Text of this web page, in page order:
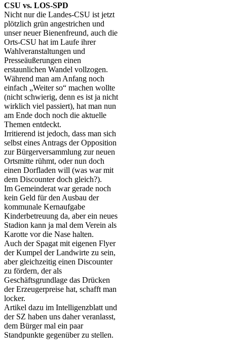
CSU vs. LOS-SPD
Nicht nur die Landes-CSU ist jetzt
plötzlich grün angestrichen und
unser neuer Bienenfreund, auch die
Orts-CSU hat im Laufe ihrer
Wahlveranstaltungen und
Presseäußerungen einen
erstaunlichen Wandel vollzogen.
Während man am Anfang noch
einfach „Weiter so“ machen wollte
(nicht schwierig, denn es ist ja nicht
wirklich viel passiert), hat man nun
am Ende doch noch die aktuelle
Themen entdeckt.
Irritierend ist jedoch, dass man sich
selbst eines Antrags der Opposition
zur Bürgerversammlung zur neuen
Ortsmitte rühmt, oder nun doch
einen Dorfladen will (was war mit
dem Discounter doch gleich?).
Im Gemeinderat war gerade noch
kein Geld für den Ausbau der
kommunale Kernaufgabe
Kinderbetreuung da, aber ein neues
Stadion kann ja mal dem Verein als
Karotte vor die Nase halten.
Auch der Spagat mit eigenen Flyer
der Kumpel der Landwirte zu sein,
aber gleichzeitig einen Discounter
zu fördern, der als
Geschäftsgrundlage das Drücken
der Erzeugerpreise hat, schafft man
locker.
Artikel dazu im Intelligenzblatt und
der SZ haben uns daher veranlasst,
dem Bürger mal ein paar
Standpunkte gegenüber zu stellen.